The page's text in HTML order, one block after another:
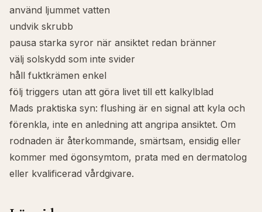
använd ljummet vatten
undvik skrubb
pausa starka syror när ansiktet redan bränner
välj solskydd som inte svider
håll fuktkrämen enkel
följ triggers utan att göra livet till ett kalkylblad
Mads praktiska syn: flushing är en signal att kyla och
förenkla, inte en anledning att angripa ansiktet. Om
rodnaden är återkommande, smärtsam, ensidig eller
kommer med ögonsymtom, prata med en dermatolog
eller kvalificerad vårdgivare.